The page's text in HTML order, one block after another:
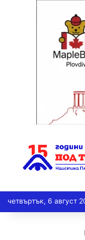
четвъртък, 6 август